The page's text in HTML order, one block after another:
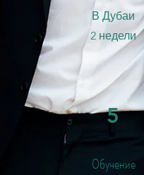
В Дубаи
2 недели
5
Обучение